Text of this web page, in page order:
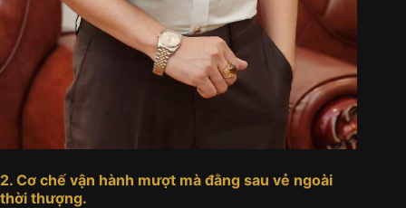
2. Cơ chế vận hành mượt mà đằng sau vẻ ngoài
thời thượng.